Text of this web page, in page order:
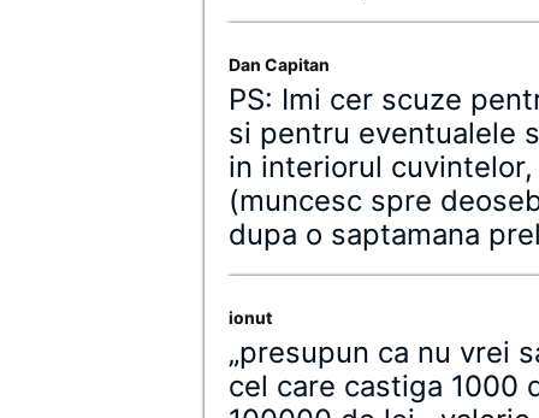
Dan Capitan
PS: Imi cer scuze
si pentru eventualele
in interiorul
(muncesc spre
dupa o saptamana
ionut
„presupun ca nu vrei
cel care castiga 1000